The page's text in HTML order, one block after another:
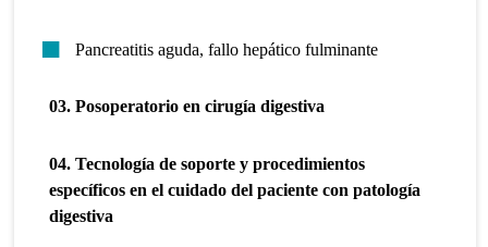
Pancreatitis aguda, fallo hepático fulminante
03. Posoperatorio en cirugía digestiva
04. Tecnología de soporte y procedimientos
específicos en el cuidado del paciente con patología
digestiva